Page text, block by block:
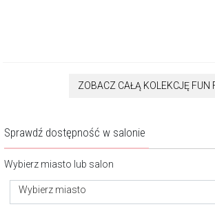
ZOBACZ CAŁĄ KOLEKCJĘ FUN
Sprawdź dostępność w salonie
Wybierz miasto lub salon
Wybierz miasto